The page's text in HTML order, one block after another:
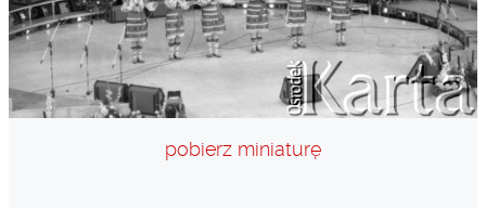
pobierz miniaturę